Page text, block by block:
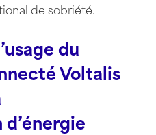
de sobriété.
du
Voltalis